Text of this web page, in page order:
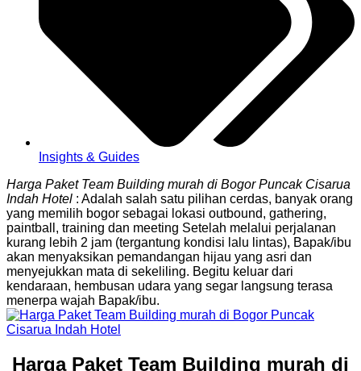
Insights & Guides
Harga Paket Team Building murah di Bogor Puncak Cisarua
Indah Hotel : Adalah salah satu pilihan cerdas, banyak orang
yang memilih bogor sebagai lokasi outbound, gathering,
paintball, training dan meeting Setelah melalui perjalanan
kurang lebih 2 jam (tergantung kondisi lalu lintas), Bapak/ibu
akan menyaksikan pemandangan hijau yang asri dan
menyejukkan mata di sekeliling. Begitu keluar dari
kendaraan, hembusan udara yang segar langsung terasa
menerpa wajah Bapak/ibu.
Harga Paket Team Building murah di